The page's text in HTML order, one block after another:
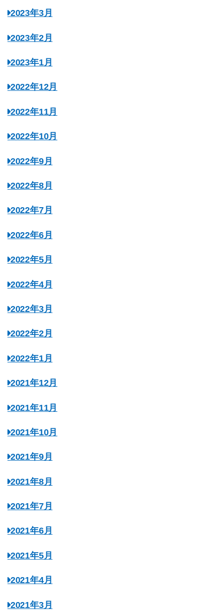
2023年3月
2023年2月
2023年1月
2022年12月
2022年11月
2022年10月
2022年9月
2022年8月
2022年7月
2022年6月
2022年5月
2022年4月
2022年3月
2022年2月
2022年1月
2021年12月
2021年11月
2021年10月
2021年9月
2021年8月
2021年7月
2021年6月
2021年5月
2021年4月
2021年3月